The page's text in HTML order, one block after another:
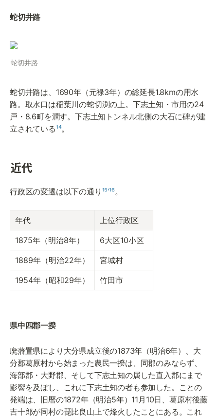
蛇切井路
蛇切井路
蛇切井路は、1690年（元禄3年）の総延長1.8kmの用水
路。取水口は稲葉川の蛇切渕の上。下志土知・市用の24
戸・8.6町を潤す。下志土知トンネル北側の大石に碑が建
立されている¹⁴。
近代
行政区の変遷は以下の通り ¹⁵‘¹⁶。
年代 上位行政区
1875年（明治8年） 6大区10小区
1889年（明治22年） 宮城村
1954年（昭和29年） 竹田市
県中四郡一揆
廃藩置県により大分県成立後の1873年（明治6年）、大
分郡葛原村から始まった農民一揆は、同郡のみならず、
海部郡・大野郡、そして下志土知の属した直入郡にまで
影響を及ぼし、これに下志土知の者も参加した。ことの
発端は、旧暦の1872年（明治5年）11月10日、葛原村後藤
吉十郎が同村の琵比良山上で烽火したことにある。これ